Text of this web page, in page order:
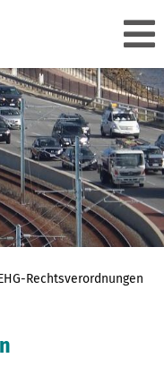
Rechtsverordnungen